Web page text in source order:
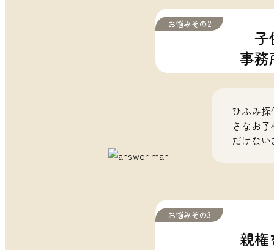
お悩みその2
子
事務
ひふみ
さなお
だけな
お悩みその3
親権